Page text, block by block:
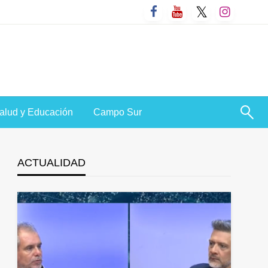
y Educación Campo Sur
ACTUALIDAD